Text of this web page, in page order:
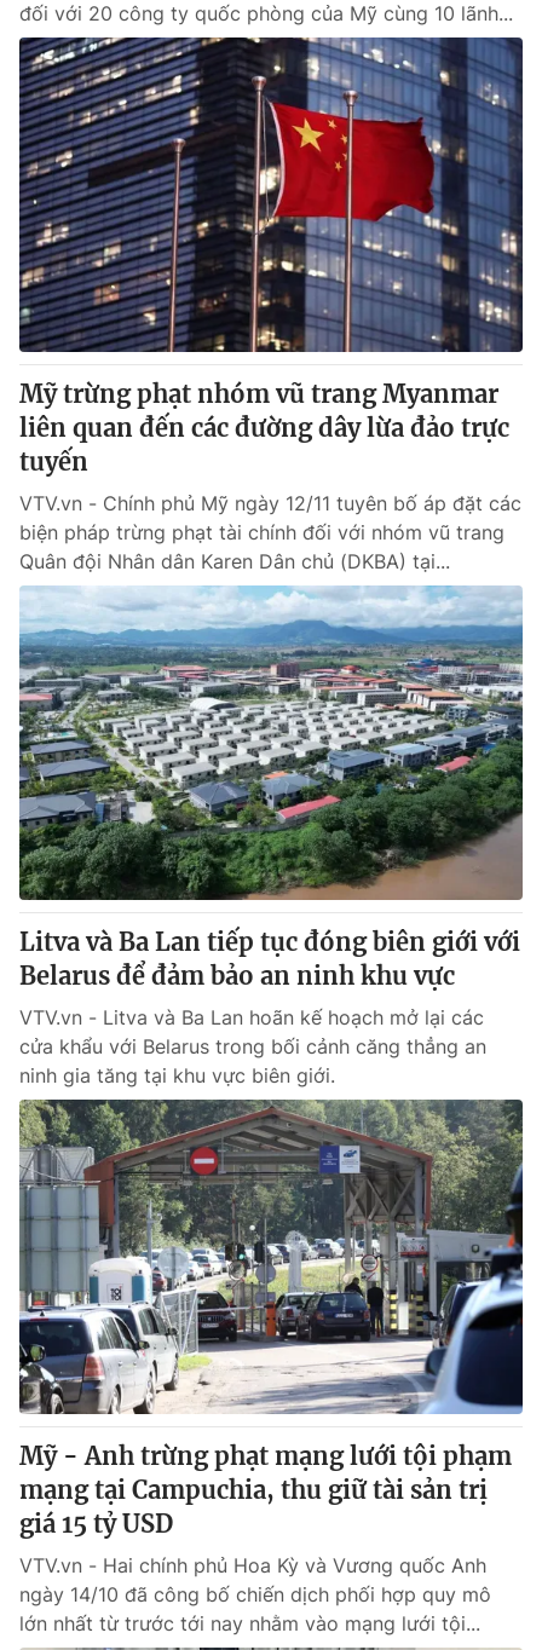
đối với 20 công ty quốc phòng của Mỹ cùng 10 lãnh...
Mỹ trừng phạt nhóm vũ trang Myanmar
liên quan đến các đường dây lừa đảo trực
tuyến
VTV.vn - Chính phủ Mỹ ngày 12/11 tuyên bố áp đặt các
biện pháp trừng phạt tài chính đối với nhóm vũ trang
Quân đội Nhân dân Karen Dân chủ (DKBA) tại...
Litva và Ba Lan tiếp tục đóng biên giới với
Belarus để đảm bảo an ninh khu vực
VTV.vn - Litva và Ba Lan hoãn kế hoạch mở lại các
cửa khẩu với Belarus trong bối cảnh căng thẳng an
ninh gia tăng tại khu vực biên giới.
Mỹ - Anh trừng phạt mạng lưới tội phạm
mạng tại Campuchia, thu giữ tài sản trị
giá 15 tỷ USD
VTV.vn - Hai chính phủ Hoa Kỳ và Vương quốc Anh
ngày 14/10 đã công bố chiến dịch phối hợp quy mô
lớn nhất từ trước tới nay nhằm vào mạng lưới tội...